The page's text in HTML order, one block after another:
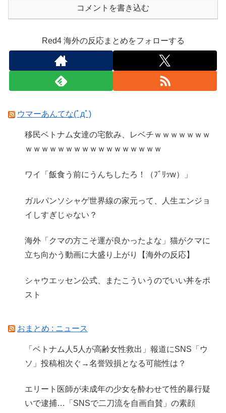
コメントを書き込む
Red4 海外の反応まとめをフォローする
ウマーあんてな(ﾟдﾟ)
移民ベトナム女達の宅飲み、レベチｗｗｗｗｗｗｗ
ｗｗｗｗｗｗｗｗｗｗｗｗｗｗｗｗｗ
ワイ「飯食う前にうんちしたろ！（ﾌﾞﾘｯw）」
ガルパンソシャゲ世界線の家元って、人生エンジョ
イしすぎじゃない？
海外「クマの方こそ運が良かったよな」猫がクマに
立ち向かう動画に大盛り上がり【海外の反応】
シャウエッセン公式、またこういうのでいい丼をポ
スト
おまとめ : ニュース
「ベトナム人5人が高齢女性救出」報道にSNS「ウ
ソ」投稿相次ぐ→名誉毀損となる可能性は？
エリート医師が未成年の少女を酔わせて性的暴行疑
いで逮捕…「SNSで二刀流を自画自賛」の素顔